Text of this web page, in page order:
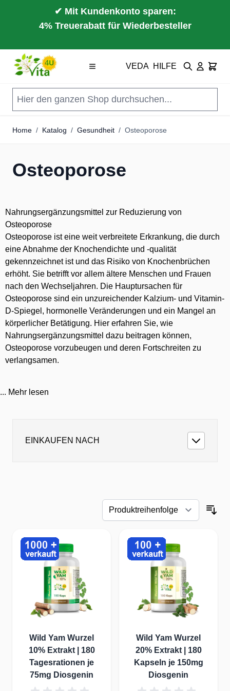
✔ Mit Kundenkonto sparen:
4% Treuerabatt für Wiederbesteller
Direkt zum Inhalt
VEDA HILFE Suche Cart
Home / Katalog / Gesundheit / Osteoporose
Osteoporose
Nahrungsergänzungsmittel zur Reduzierung von
Osteoporose
Osteoporose ist eine weit verbreitete Erkrankung, die durch
eine Abnahme der Knochendichte und -qualität
gekennzeichnet ist und das Risiko von Knochenbrüchen
erhöht. Sie betrifft vor allem ältere Menschen und Frauen
nach den Wechseljahren. Die Hauptursachen für
Osteoporose sind ein unzureichender Kalzium- und Vitamin-
D-Spiegel, hormonelle Veränderungen und ein Mangel an
körperlicher Betätigung. Hier erfahren Sie, wie
Nahrungsergänzungsmittel dazu beitragen können,
Osteoporose vorzubeugen und deren Fortschreiten zu
verlangsamen.
Knochenstoffwechsel, bei dem mehr Knochen abgebaut als
diesen Prozess verstärken. Diese Nährstoffe sind notwendig
für die Knochengesundheit und spielen eine zentrale Rolle
trägt dazu bei, die Knochendichte zu verringern.
Die Rolle von Nahrungsergänzungsmitteln bei der
Kalzium und Vitamin D: Das fundamentale Duo
Kalzium ist der wichtigste Baustein des Knochengerüsts.
Ein niedriger Kalziumspiegel führt zu einer verringerten
Knochendichte und erhöht das Osteoporoserisiko. Vitamin D
fördert die Kalziumaufnahme im Darm und dessen Einbau in
die Knochen. Eine ausreichende Versorgung mit diesen
beiden Nährstoffen ist daher essenziell.
aktive Form beteiligt, die den Kalziumstoffwechsel reguliert.
Es unterstützt nicht nur die Knochengesundheit, sondern
verbessert auch die Muskelfunktion, was wiederum Stürze
... Mehr lesen
EINKAUFEN NACH
Wild Yam Wurzel
10% Extrakt | 180
Tagesrationen je
75mg Diosgenin
Wild Yam Wurzel
20% Extrakt | 180
Kapseln je 150mg
Diosgenin